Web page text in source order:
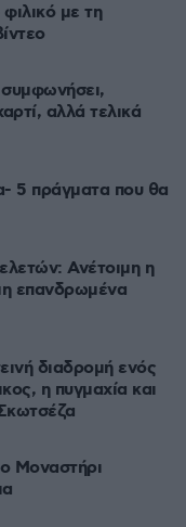
με τη
συμφωνήσει,
αλλά τελικά
5 πράγματα που θα
Ανέτοιμη η
επανδρωμένα
διαδρομή ενός
η πυγμαχία και
Μοναστήρι